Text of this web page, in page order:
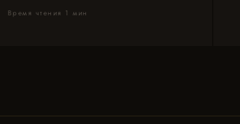
Время чтения 1 мин